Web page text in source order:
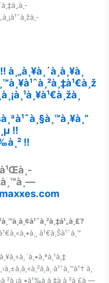
à¸„à¸¥à¸´à¸à¸¥à¸
!!
!!
à¹€à¸Šà¹ˆà¸™
à¸